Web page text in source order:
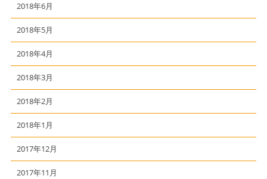
2018年6月
2018年5月
2018年4月
2018年3月
2018年2月
2018年1月
2017年12月
2017年11月